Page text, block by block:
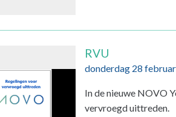
RVU
donderdag 28
In de nieuwe NOVO
vervroegd uittreden.